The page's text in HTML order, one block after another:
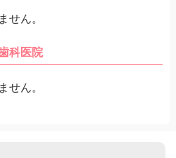
せん。
科医院
せん。